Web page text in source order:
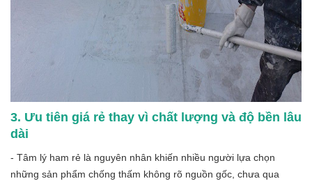
3. Ưu tiên giá rẻ thay vì chất lượng và độ bền lâu
dài
- Tâm lý ham rẻ là nguyên nhân khiến nhiều người lựa chọn
những sản phẩm chống thấm không rõ nguồn gốc, chưa qua